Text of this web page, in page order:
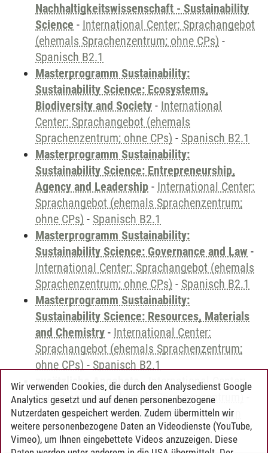
Nachhaltigkeitswissenschaft - Sustainability
Science - International Center: Sprachangebot
(ehemals Sprachenzentrum; ohne CPs) -
Spanisch B2.1
Masterprogramm Sustainability:
Sustainability Science: Ecosystems,
Biodiversity and Society - International
Center: Sprachangebot (ehemals
Sprachenzentrum; ohne CPs) - Spanisch B2.1
Masterprogramm Sustainability:
Sustainability Science: Entrepreneurship,
Agency and Leadership - International Center:
Sprachangebot (ehemals Sprachenzentrum;
ohne CPs) - Spanisch B2.1
Masterprogramm Sustainability:
Sustainability Science: Governance and Law -
International Center: Sprachangebot (ehemals
Sprachenzentrum; ohne CPs) - Spanisch B2.1
Masterprogramm Sustainability:
Sustainability Science: Resources, Materials
and Chemistry - International Center:
Sprachangebot (ehemals Sprachenzentrum;
ohne CPs) - Spanisch B2.1
zusätzliche Angebote- International Center:
Sprachangebot (ehemals Sprachenzentrum)
Sprachangebot und Sonderveranstaltungen
Wir verwenden Cookies, die durch den Analysedienst Google
Analytics gesetzt und auf denen personenbezogene
Nutzerdaten gespeichert werden. Zudem übermitteln wir
weitere personenbezogene Daten an Videodienste (YouTube,
Vimeo), um Ihnen eingebettete Videos anzuzeigen. Diese